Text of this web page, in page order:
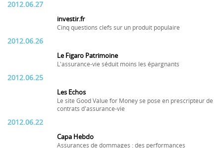
2012.06.27
investir.fr
Cinq questions clefs sur un produit populaire
2012.06.26
Le Figaro Patrimoine
L'assurance-vie séduit moins les épargnants
2012.06.25
Les Echos
Le site Good Value for Money se pose en prescripteur de
contrats d'assurance-vie
2012.06.22
Capa Hebdo
Assurances de dommages : des performances